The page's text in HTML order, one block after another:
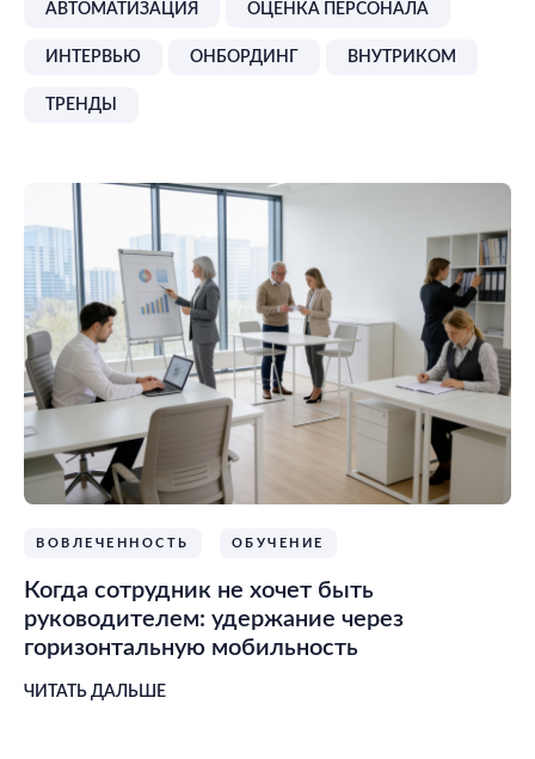
АВТОМАТИЗАЦИЯ ОЦЕНКА ПЕРСОНАЛА
ИНТЕРВЬЮ ОНБОРДИНГ ВНУТРИКОМ
ТРЕНДЫ
ВОВЛЕЧЕННОСТЬ ОБУЧЕНИЕ
Когда сотрудник не хочет быть
руководителем: удержание через
горизонтальную мобильность
ЧИТАТЬ ДАЛЬШЕ